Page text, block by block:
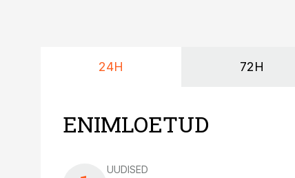
24H 72H
ENIMLOETUD
UUDISED